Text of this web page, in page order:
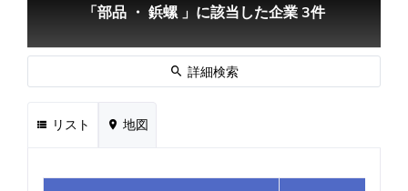
「部品 ・ 鋲螺 」に該当した企業 3件
詳細検索
リスト 地図